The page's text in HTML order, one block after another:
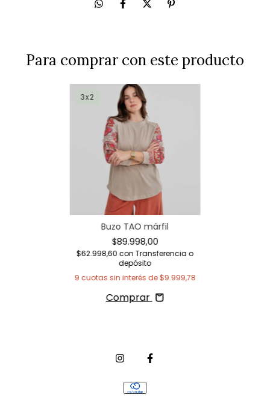
Para comprar con este producto
3x2
Buzo TAO márfil
$89.998,00
$62.998,60 con Transferencia o
depósito
9 cuotas sin interés de$9.999,78
Comprar